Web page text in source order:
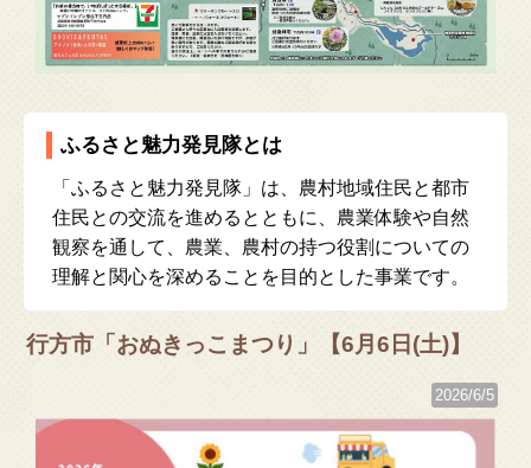
ふるさと魅力発見隊とは
「ふるさと魅力発見隊」は、農村地域住民と都市
住民との交流を進めるとともに、農業体験や自然
観察を通して、農業、農村の持つ役割についての
理解と関心を深めることを目的とした事業です。
行方市「おぬきっこまつり」【6月6日(土)】
2026/6/5